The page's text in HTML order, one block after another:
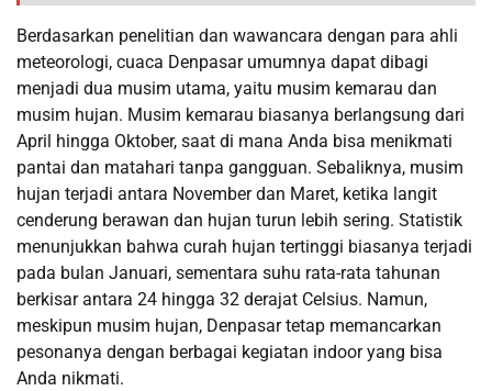
Berdasarkan penelitian dan wawancara dengan para ahli
meteorologi, cuaca Denpasar umumnya dapat dibagi
menjadi dua musim utama, yaitu musim kemarau dan
musim hujan. Musim kemarau biasanya berlangsung dari
April hingga Oktober, saat di mana Anda bisa menikmati
pantai dan matahari tanpa gangguan. Sebaliknya, musim
hujan terjadi antara November dan Maret, ketika langit
cenderung berawan dan hujan turun lebih sering. Statistik
menunjukkan bahwa curah hujan tertinggi biasanya terjadi
pada bulan Januari, sementara suhu rata-rata tahunan
berkisar antara 24 hingga 32 derajat Celsius. Namun,
meskipun musim hujan, Denpasar tetap memancarkan
pesonanya dengan berbagai kegiatan indoor yang bisa
Anda nikmati.